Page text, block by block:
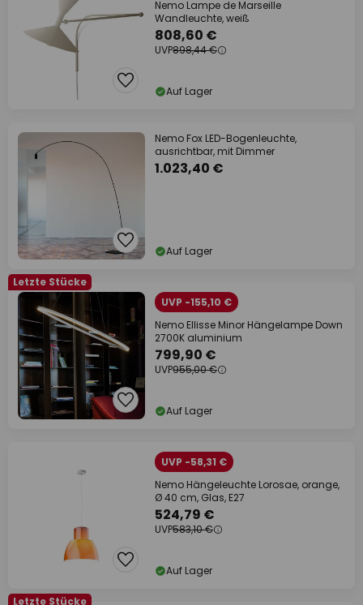
Nemo Lampe de Marseille
Wandleuchte, weiß
808,60 €
UVP898,44 €
Auf Lager
Nemo Fox LED-Bogenleuchte,
ausrichtbar, mit Dimmer
1.023,40 €
Auf Lager
Letzte Stücke
UVP -155,10 €
Nemo Ellisse Minor Hängelampe Down
2700K aluminium
799,90 €
UVP955,00 €
Auf Lager
UVP -58,31 €
Nemo Hängeleuchte Lorosae, orange,
Ø 40 cm, Glas, E27
524,79 €
UVP583,10 €
Auf Lager
Letzte Stücke